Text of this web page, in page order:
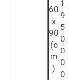
60
x
90
(c
m
)
1.
9
5
0.
0
0
0